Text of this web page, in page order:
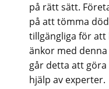
på rätt sätt.
på att tömma
tillgängliga för
änkor med
går detta att
hjälp av experter.